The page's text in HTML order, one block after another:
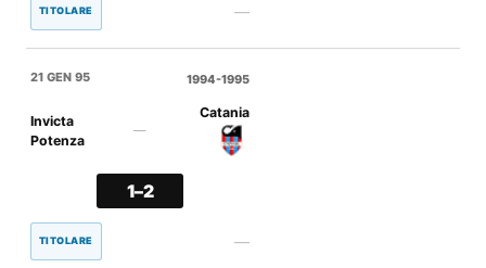
TITOLARE —
21 GEN 95
Invicta
Potenza
—
Catania
1–2
TITOLARE —
1994-1995